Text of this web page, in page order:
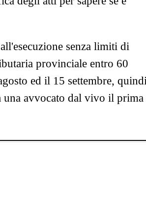
senza limiti di
provinciale entro 60
ed il 15 settembre,
una avvocato dal vivo il prima